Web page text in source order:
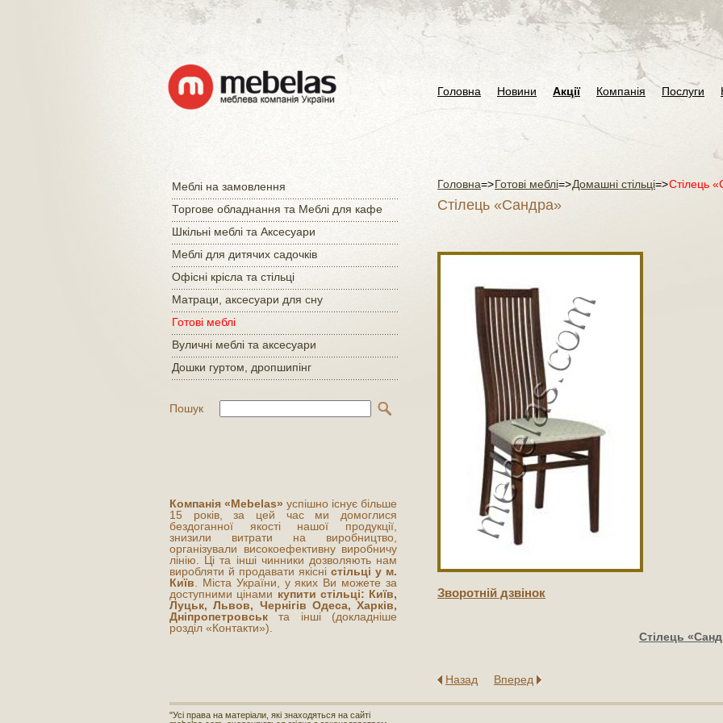
Головна Новини Акції Компанія Послуги
Меблі на замовлення
Торгове обладнання та Меблі для кафе
Шкільні меблі та Аксесуари
Меблі для дитячих садочків
Офісні крісла та стільці
Матраци, аксесуари для сну
Готові меблі
Вуличні меблі та аксесуари
Дошки гуртом, дропшипінг
Пошук
Компанія «Mebelas» успішно існує більше
15 років, за цей час ми домоглися
бездоганної якості нашої продукції,
знизили витрати на виробництво,
організували високоефективну виробничу
лінію. Ці та інші чинники дозволяють нам
виробляти й продавати якісні стільці у м.
Київ . Міста України, у яких Ви можете за
доступними цінами купити стільці: Київ,
Луцьк, Львов, Чернігів Одеса, Харків,
Дніпропетровськ та інші (докладніше
розділ «Контакти»).
Головна=>Готові меблі=>Домашні стільці=>Стілець
Стілець «Сандра»
Зворотнiй дзвiнок
Стілець
Назад Вперед
"Усі права на матеріали, які знаходяться на сайті